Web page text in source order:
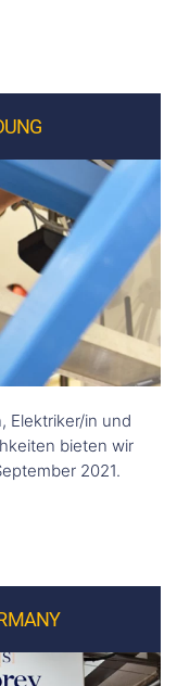
Elektriker/in und
bieten wir
2021.